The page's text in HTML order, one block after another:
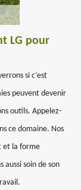
LG pour
si c’est
peuvent devenir
outils. Appelez-
ce domaine. Nos
et la forme
aussi soin de son